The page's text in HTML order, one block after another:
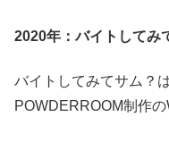
2020年：バイトしてみ
バイトしてみてサム？
POWDERROOM制作の